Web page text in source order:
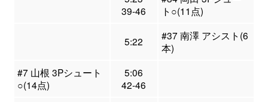
39-46
ト○(11点)
5:22
#37 南澤 アシスト(6
本)
#7 山根 3Pシュート
○(14点)
5:06
42-46